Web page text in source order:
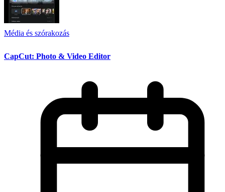
Média és szórakozás
CapCut: Photo & Video Editor